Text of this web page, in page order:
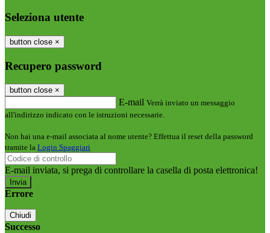
Seleziona utente
button close ×
Recupero password
button close ×
E-mail Verrà inviato un messaggio
all'indirizzo indicato con le istruzioni necessarie.
Non hai una e-mail associata al nome utente? Effettua il reset della password
tramite la Login Spaggiari
E-mail inviata, si prega di controllare la casella di posta elettronica!
Errore
Chiudi
Successo